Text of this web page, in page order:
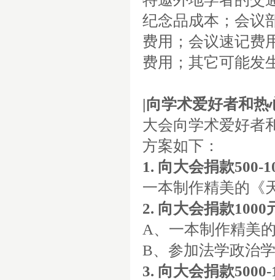
纪念品成本；会议
费用；会议速记费
费用；其它可能发
|向学术爱好者和热
大会向学术爱好者
方案如下：
1. 向大会捐款500-
一本制作精美的《
2. 向大会捐款1000
A、一本制作精美
B、参加法学政治
3. 向大会捐款